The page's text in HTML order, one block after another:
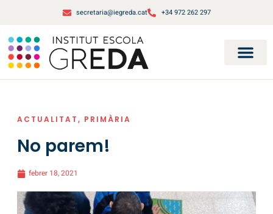
secretaria@iegreda.cat +34 972 262 297
ACTUALITAT, PRIMÀRIA
No parem!
febrer 18, 2021